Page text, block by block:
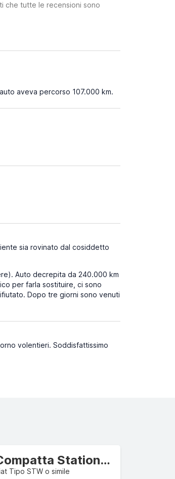
che tutte le recensioni sono
aveva percorso 107.000 km.
sia rovinato dal cosiddetto
Auto decrepita da 240.000 km
per farla sostituire, ci sono
Dopo tre giorni sono venuti
volentieri. Soddisfattissimo
Compatta Station wagon
Tipo STW o simile